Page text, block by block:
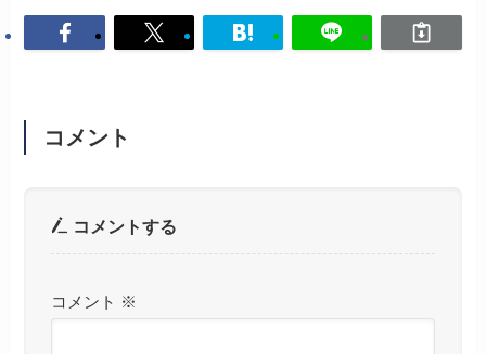
コメント
コメントする
コメント ※